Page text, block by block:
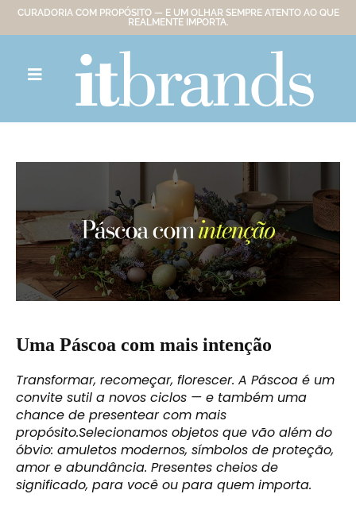
CURADORIA COM PROPÓSITO — E UM OLHAR SEMPRE ATENTO AO QUE
REALMENTE IMPORTA.
Uma Páscoa com mais intenção
Transformar, recomeçar, florescer. A Páscoa é um
convite sutil a novos ciclos — e também uma
chance de presentear com mais
propósito.Selecionamos objetos que vão além do
óbvio: amuletos modernos, símbolos de proteção,
amor e abundância. Presentes cheios de
significado, para você ou para quem importa.